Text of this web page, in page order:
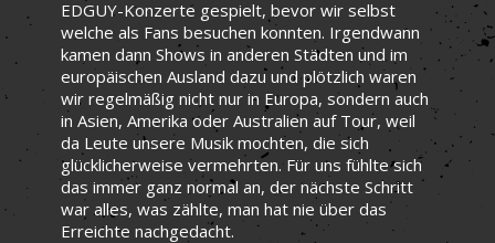
EDGUY-Konzerte gespielt, bevor wir selbst
welche als Fans besuchen konnten. Irgendwann
kamen dann Shows in anderen Städten und im
europäischen Ausland dazu und plötzlich waren
wir regelmäßig nicht nur in Europa, sondern auch
in Asien, Amerika oder Australien auf Tour, weil
da Leute unsere Musik mochten, die sich
glücklicherweise vermehrten. Für uns fühlte sich
das immer ganz normal an, der nächste Schritt
war alles, was zählte, man hat nie über das
Erreichte nachgedacht.